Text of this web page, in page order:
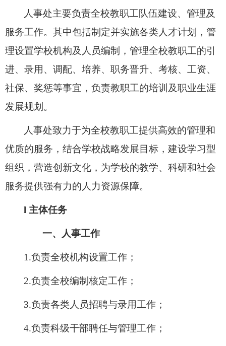
人事处主要负责全校教职工队伍建设、管理及
服务工作。其中包括制定并实施各类人才计划，管
理设置学校机构及人员编制，管理全校教职工的引
进、录用、调配、培养、职务晋升、考核、工资、
社保、奖惩等事宜，负责教职工的培训及职业生涯
发展规划。
人事处致力于为全校教职工提供高效的管理和
优质的服务，结合学校战略发展目标，建设学习型
组织，营造创新文化，为学校的教学、科研和社会
服务提供强有力的人力资源保障。
l 主体任务
一、人事工作
1.负责全校机构设置工作；
2.负责全校编制核定工作；
3.负责各类人员招聘与录用工作；
4.负责科级干部聘任与管理工作；